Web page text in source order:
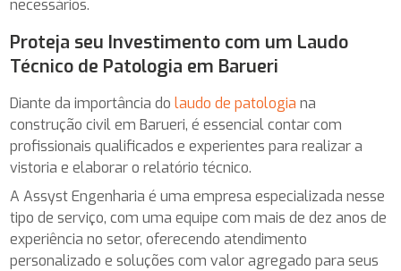
necessários.
Proteja seu Investimento com um Laudo
Técnico de Patologia em Barueri
Diante da importância dolaudo de patologia na
construção civil em Barueri, é essencial contar com
profissionais qualificados e experientes para realizar a
vistoria e elaborar o relatório técnico.
A Assyst Engenharia é uma empresa especializada nesse
tipo de serviço, com uma equipe com mais de dez anos de
experiência no setor, oferecendo atendimento
personalizado e soluções com valor agregado para seus